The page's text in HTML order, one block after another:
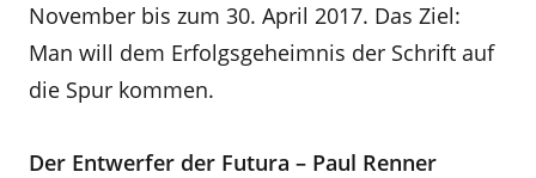
November bis zum 30. April 2017. Das Ziel:
Man will dem Erfolgsgeheimnis der Schrift auf
die Spur kommen.
Der Entwerfer der Futura – Paul Renner